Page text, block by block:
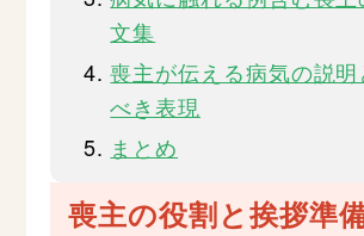
文集
喪主が伝える病気の説明
べき表現
まとめ
喪主の役割と挨拶準